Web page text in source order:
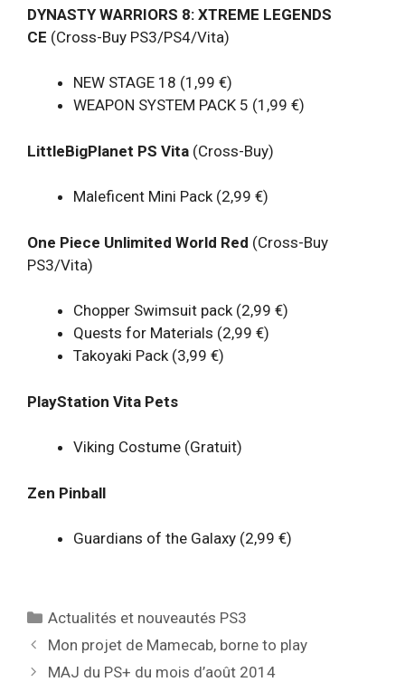
DYNASTY WARRIORS 8: XTREME LEGENDS
CE (Cross-Buy PS3/PS4/Vita)
NEW STAGE 18 (1,99 €)
WEAPON SYSTEM PACK 5 (1,99 €)
LittleBigPlanet PS Vita (Cross-Buy)
Maleficent Mini Pack (2,99 €)
One Piece Unlimited World Red (Cross-Buy
PS3/Vita)
Chopper Swimsuit pack (2,99 €)
Quests for Materials (2,99 €)
Takoyaki Pack (3,99 €)
PlayStation Vita Pets
Viking Costume (Gratuit)
Zen Pinball
Guardians of the Galaxy (2,99 €)
Catégories
Actualités et nouveautés PS3
Mon projet de Mamecab, borne to play
MAJ du PS+ du mois d’août 2014